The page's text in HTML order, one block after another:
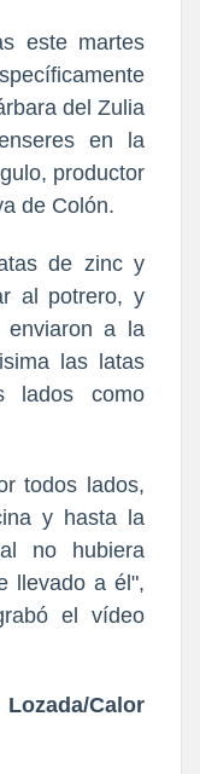
este martes
del Zulia
en la
productor
de Colón.
de zinc y
al potrero, y
a la
las latas
lados como
todos lados,
y hasta la
no hubiera
llevado a él",
el vídeo
Calor